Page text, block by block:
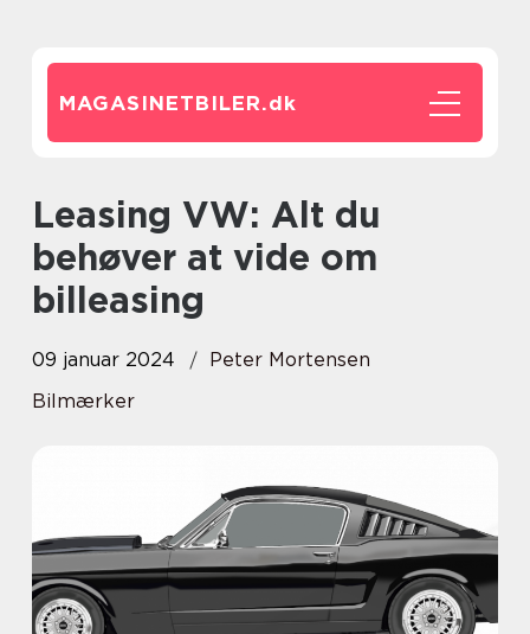
MAGASINETBILER.dk
Leasing VW: Alt du
behøver at vide om
billeasing
09 januar 2024
Peter Mortensen
Bilmærker